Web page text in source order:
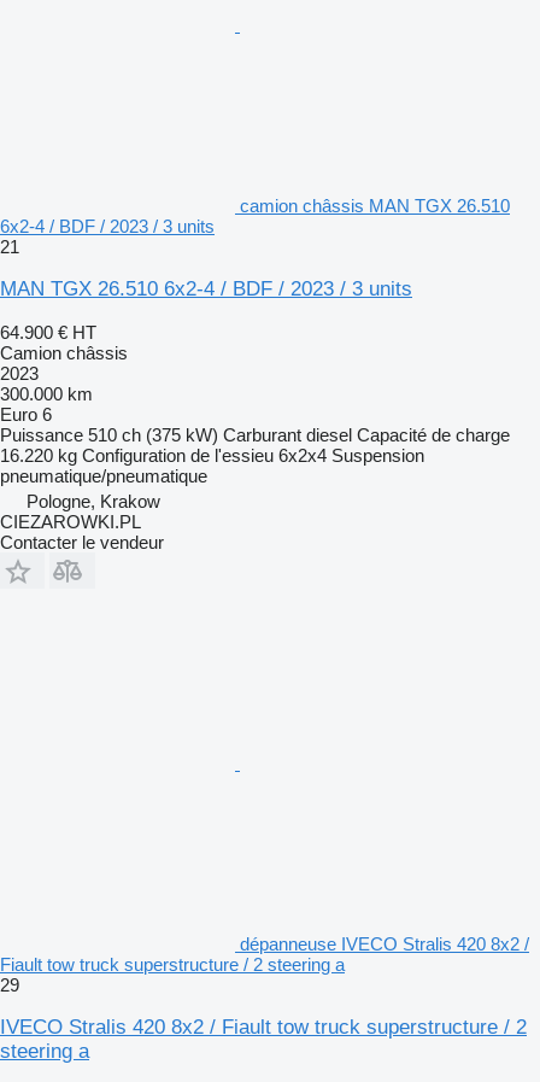
camion châssis MAN TGX 26.510
6x2-4 / BDF / 2023 / 3 units
21
MAN TGX 26.510 6x2-4 / BDF / 2023 / 3 units
64.900 € HT
Camion châssis
2023
300.000 km
Euro 6
Puissance 510 ch (375 kW) Carburant diesel Capacité de charge
16.220 kg Configuration de l'essieu 6x2x4 Suspension
pneumatique/pneumatique
Pologne, Krakow
CIEZAROWKI.PL
Contacter le vendeur
dépanneuse IVECO Stralis 420 8x2 /
Fiault tow truck superstructure / 2 steering a
29
IVECO Stralis 420 8x2 / Fiault tow truck superstructure / 2
steering a